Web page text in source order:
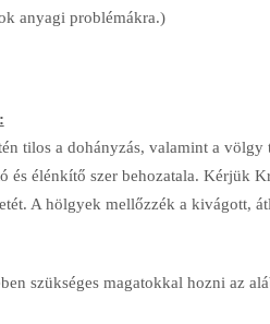
anyagi problémákra.)
tilos a dohányzás, valamint a völgy
és élénkítő szer behozatala. Kérjük
A hölgyek mellőzzék a kivágott,
szükséges magatokkal hozni az